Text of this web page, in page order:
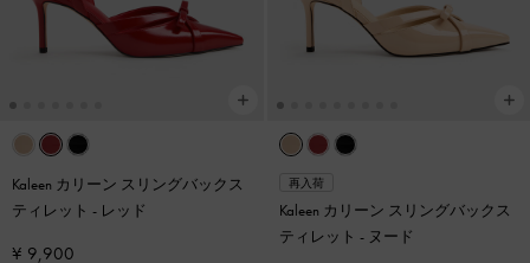
Kaleen カリーン スリングバックス
ティレット - レッド
¥ 9,900
再入荷
Kaleen カリーン スリングバックス
ティレット - ヌード